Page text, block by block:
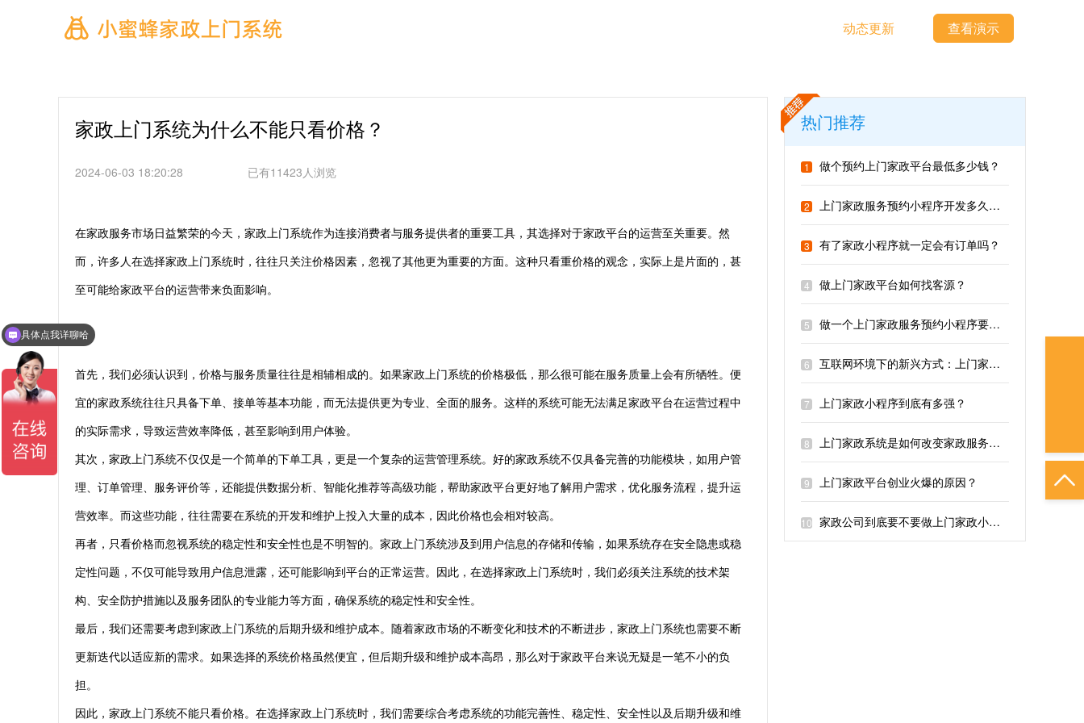
动态更新 查看演示
家政上门系统为什么不能只看价格？
2024-06-03 18:20:28 已有11423人浏览
在家政服务市场日益繁荣的今天，家政上门系统作为连接消费者与服务提供者的重要工具，其选择对于家政平台的运营至关重要。然
而，许多人在选择家政上门系统时，往往只关注价格因素，忽视了其他更为重要的方面。这种只看重价格的观念，实际上是片面的，甚
至可能给家政平台的运营带来负面影响。
首先，我们必须认识到，价格与服务质量往往是相辅相成的。如果家政上门系统的价格极低，那么很可能在服务质量上会有所牺牲。便
宜的家政系统往往只具备下单、接单等基本功能，而无法提供更为专业、全面的服务。这样的系统可能无法满足家政平台在运营过程中
的实际需求，导致运营效率降低，甚至影响到用户体验。
其次，家政上门系统不仅仅是一个简单的下单工具，更是一个复杂的运营管理系统。好的家政系统不仅具备完善的功能模块，如用户管
理、订单管理、服务评价等，还能提供数据分析、智能化推荐等高级功能，帮助家政平台更好地了解用户需求，优化服务流程，提升运
营效率。而这些功能，往往需要在系统的开发和维护上投入大量的成本，因此价格也会相对较高。
再者，只看价格而忽视系统的稳定性和安全性也是不明智的。家政上门系统涉及到用户信息的存储和传输，如果系统存在安全隐患或稳
定性问题，不仅可能导致用户信息泄露，还可能影响到平台的正常运营。因此，在选择家政上门系统时，我们必须关注系统的技术架
构、安全防护措施以及服务团队的专业能力等方面，确保系统的稳定性和安全性。
最后，我们还需要考虑到家政上门系统的后期升级和维护成本。随着家政市场的不断变化和技术的不断进步，家政上门系统也需要不断
更新迭代以适应新的需求。如果选择的系统价格虽然便宜，但后期升级和维护成本高昂，那么对于家政平台来说无疑是一笔不小的负
担。
因此，家政上门系统不能只看价格。在选择家政上门系统时，我们需要综合考虑系统的功能完善性、稳定性、安全性以及后期升级和维
热门推荐
1 做个预约上门家政平台最低多少钱？
2 上门家政服务预约小程序开发多久能做好？
3 有了家政小程序就一定会有订单吗？
4 做上门家政平台如何找客源？
5 做一个上门家政服务预约小程序要多久？
6 互联网环境下的新兴方式：上门家政预约平台
7 上门家政小程序到底有多强？
8 上门家政系统是如何改变家政服务行业的？
9 上门家政平台创业火爆的原因？
10 家政公司到底要不要做上门家政小程序？
具体点我详聊哈